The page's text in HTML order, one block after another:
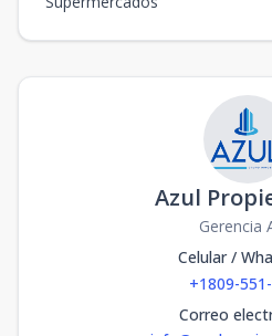
Azul
Gerencia
Celular /
+1809-
Correo